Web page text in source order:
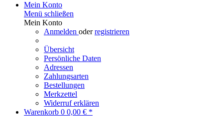
Mein Konto
Menü schließen
Mein Konto
Anmelden oderregistrieren
Übersicht
Persönliche Daten
Adressen
Zahlungsarten
Bestellungen
Merkzettel
Widerruf erklären
Warenkorb 0 0,00 € *